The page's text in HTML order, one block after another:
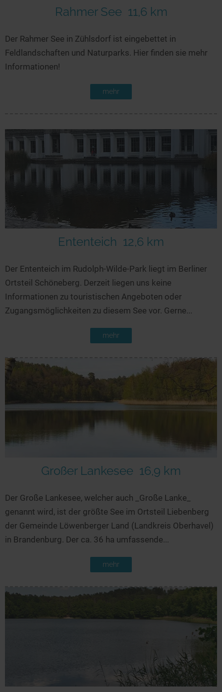
Rahmer See 11,6 km
Der Rahmer See in Zühlsdorf ist eingebettet in
Feldlandschaften und Naturparks. Hier finden sie mehr
Informationen!
mehr
Ententeich 12,6 km
Der Ententeich im Rudolph-Wilde-Park liegt im Berliner
Ortsteil Schöneberg. Derzeit liegen uns keine
Informationen zu touristischen Angeboten oder
Zugangsmöglichkeiten zu diesem See vor. Gerne...
mehr
Großer Lankesee 16,9 km
Der Große Lankesee, welcher auch _Große Lanke_
genannt wird, ist der größte See im Ortsteil Liebenberg
der Gemeinde Löwenberger Land (Landkreis Oberhavel)
in Brandenburg. Der ca. 36 ha umfassende...
mehr